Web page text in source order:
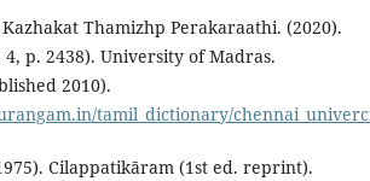
Thamizhp Perakaraathi. (2020).
p. 2438). University of Madras.
2010).
tamil_dictionary/
Cilappatikāram (1st ed. reprint).